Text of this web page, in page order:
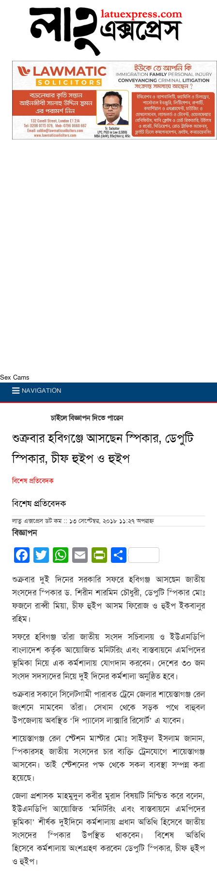
Sex Cams
NAVIGATION
চাইলে বিজ্ঞাপন দিতে পারেন
শুক্রবার হবিগঞ্জে আসছেন স্পিকার, ডেপুটি
স্পিকার, চীফ হুইপ ও হুইপ
বিশেষ প্রতিবেদক
বিশেষ প্রতিবেদক
লাতু এক্সপ্রেস ডট কম :: ১৩ সেপ্টেম্বর, ২০১৮ ১১:২৭ অপরাহ্ন
বিজ্ঞাপন
Facebook
Twitter
WhatsApp
EmailPrintFriendly
Share
শুক্রবার দুই দিনের সরকারি সফরে হবিগঞ্জ আসছেন জাতীয়
সংসদের স্পিকার ড. শিরীন শারমিন চৌধুরী, ডেপুটি স্পিকার মোঃ
ফজলে রাব্বী মিয়া, চীফ হুইপ আসম ফিরোজ ও হুইপ ইকবালুর
রহিম।
সফরে হবিগঞ্জ তাঁরা জাতীয় সংসদ সচিবালয় ও ইউএনডিপি
বাংলাদেশ কর্তৃক আয়োজিত মনিটরিং এবং বাস্তবায়নে এমপিদের
ভূমিকা নিয়ে এক কর্মশালায় যোগদান করবেন। দেশের ৩০ জন
সংসদ সদস্যদের নিয়ে দুই দিনের কর্মশালা অনুষ্ঠিত হবে।
শুক্রবার সকালে সিলেটগামী পারাবত ট্রেনে জেলার শায়েস্তাগঞ্জ রেল
জংশনে নামবেন তাঁরা। সেখান থেকে সড়ক পথে বাহুবল
উপজেলায় অবস্থিত ‘দি প্যালেস লাক্সারি রিসোর্ট’ এ যাবেন।
শায়েস্তাগঞ্জ রেল স্টেশন মাস্টার মোঃ সাইফুল ইসলাম জানান,
স্পিকারসহ জাতীয় সংসদের চার ব্যক্তি ট্রেনযোগে শায়েস্তাগঞ্জ
আসবেন। তাই স্টেশনের পক্ষ থেকে সকল ব্যবস্থা সম্পন্ন করা
হয়েছে।
জেলা প্রশাসক মাহমুদুল কবীর মুরাদ বিষয়টি নিশ্চিত করে বলেন,
ইউএনডিপি আয়োজিত ‘মনিটরিং এবং বাস্তবায়নে এমপিদের
ভূমিকা’ শীর্ষক দুইদিনে কর্মশালায় প্রধান অতিথি হিসেবে জাতীয়
সংসদের স্পিকার উপস্থিত থাকবেন। বিশেষ অতিথি
হিসেবে কর্মশালায় অংশগ্রহণ করবেন ডেপুটি স্পিকার, চীফ হুইপ
ও হুইপ।